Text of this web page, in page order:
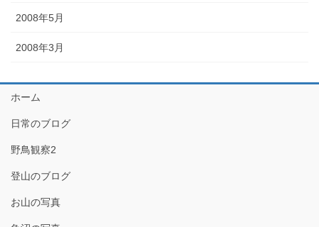
2008年5月
2008年3月
ホーム
日常のブログ
野鳥観察2
登山のブログ
お山の写真